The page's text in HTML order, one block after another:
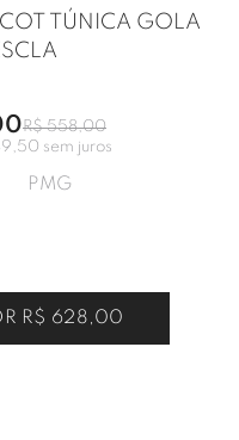
TÚNICA GOLA
R$ 558,00
sem juros
PMG
R$ 628,00